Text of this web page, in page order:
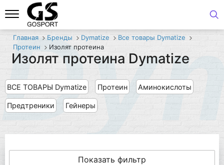
Главная Бренды Dymatize
Все товары Dymatize
Протеин
Изолят протеина
Изолят протеина Dymatize
ВСЕ ТОВАРЫ Dymatize Протеин Аминокислоты
Предтреники Гейнеры
Показать фильтр